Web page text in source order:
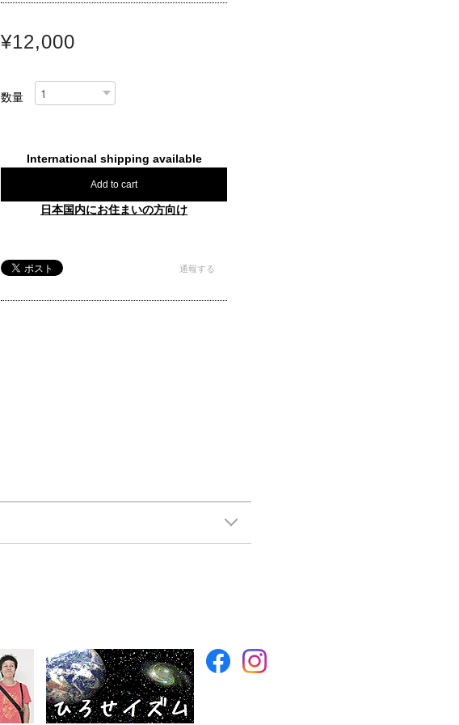
¥12,000
数量
International shipping available
Add to cart
日本国内にお住まいの方向け
通報する